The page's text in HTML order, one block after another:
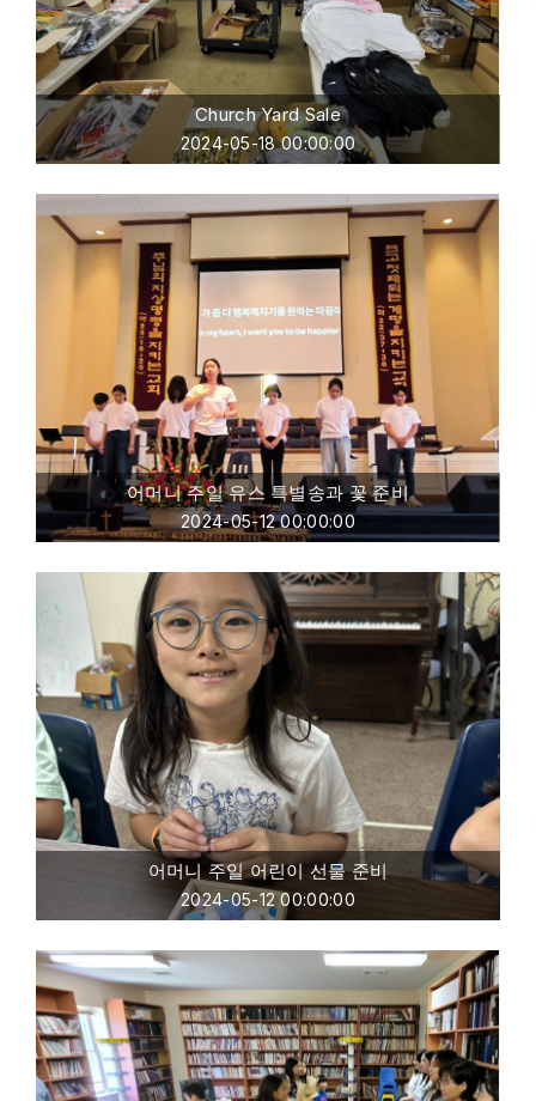
Church Yard Sale
2024-05-18 00:00:00
어머니 주일 유스 특별송과 꽃 준비
2024-05-12 00:00:00
어머니 주일 어린이 선물 준비
2024-05-12 00:00:00